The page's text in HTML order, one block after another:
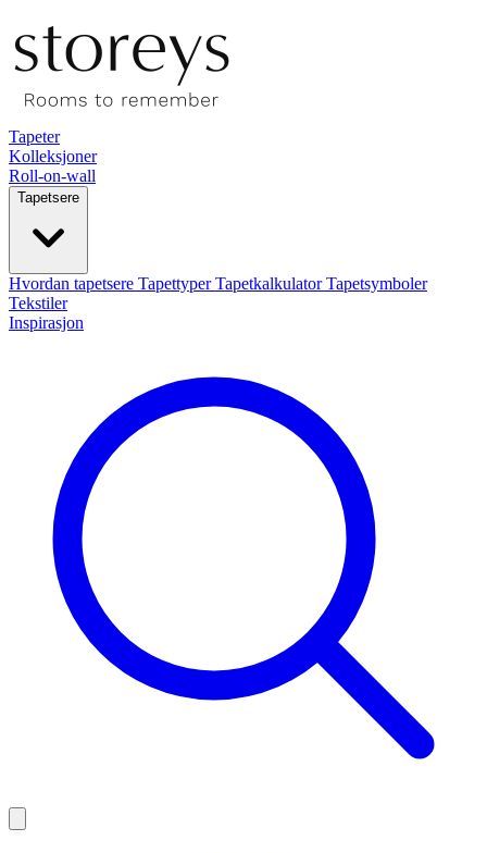
Tapeter
Kolleksjoner
Roll-on-wall
Tapetsere
Hvordan tapetsere TapettyperTapetkalkulatorTapetsymboler
Tekstiler
Inspirasjon